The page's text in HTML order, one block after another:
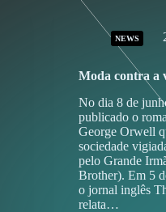
NEWS
Moda contra a
No dia 8 de
publicado o
George Orwell
sociedade
pelo Grande
Brother). Em 5
o jornal inglês
relata…